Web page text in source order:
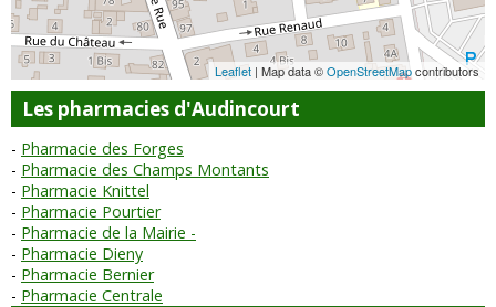
Leaflet | Map data ©OpenStreetMapcontributors
Les pharmacies d'Audincourt
Pharmacie des Forges
Pharmacie des Champs Montants
Pharmacie Knittel
Pharmacie Pourtier
Pharmacie de la Mairie -
Pharmacie Dieny
Pharmacie Bernier
Pharmacie Centrale